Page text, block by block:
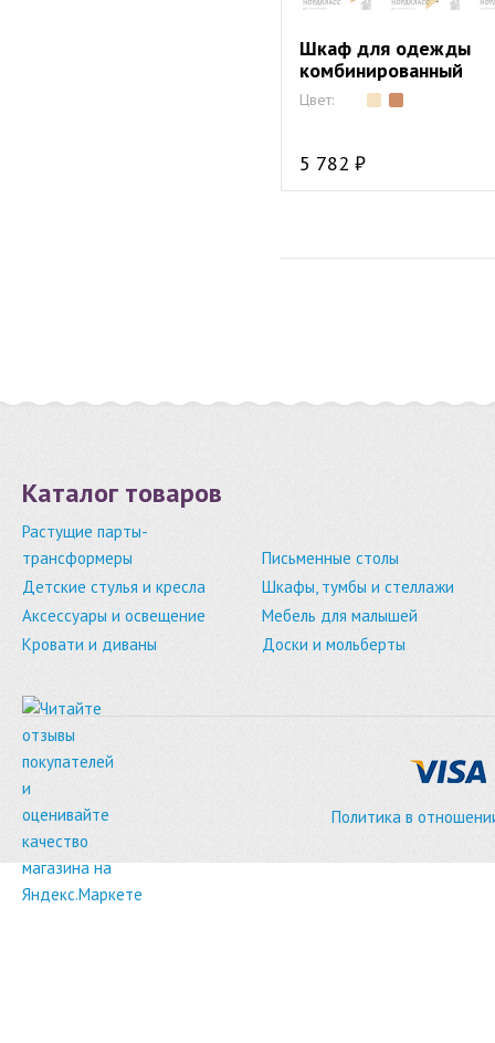
Шкаф для одежды
комбинированный
Цвет:
5 782 ₽
Каталог товаров
Растущие парты-
трансформеры
Письменные столы
Детские стулья и кресла
Шкафы, тумбы и стеллажи
Аксессуары и освещение
Мебель для малышей
Кровати и диваны
Доски и мольберты
Политика в